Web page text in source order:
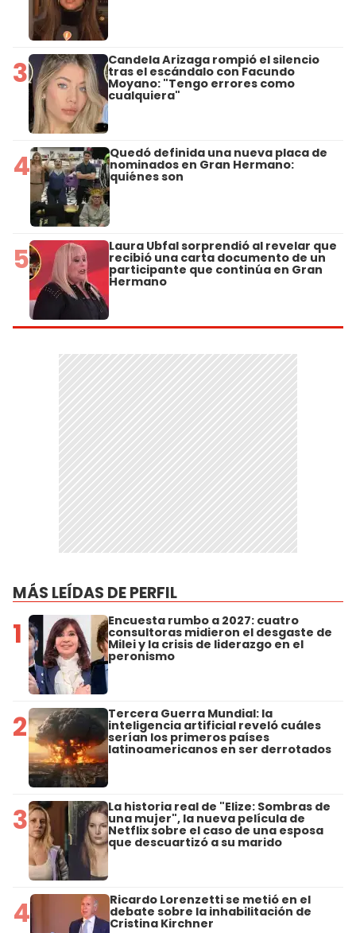
3 Candela Arizaga rompió el silencio
tras el escándalo con Facundo
Moyano: "Tengo errores como
cualquiera"
4 Quedó definida una nueva placa de
nominados en Gran Hermano:
quiénes son
5 Laura Ubfal sorprendió al revelar que
recibió una carta documento de un
participante que continúa en Gran
Hermano
MÁS LEÍDAS DE PERFIL
1 Encuesta rumbo a 2027: cuatro
consultoras midieron el desgaste de
Milei y la crisis de liderazgo en el
peronismo
2 Tercera Guerra Mundial: la
inteligencia artificial reveló cuáles
serían los primeros países
latinoamericanos en ser derrotados
3 La historia real de "Elize: Sombras de
una mujer", la nueva película de
Netflix sobre el caso de una esposa
que descuartizó a su marido
4 Ricardo Lorenzetti se metió en el
debate sobre la inhabilitación de
Cristina Kirchner